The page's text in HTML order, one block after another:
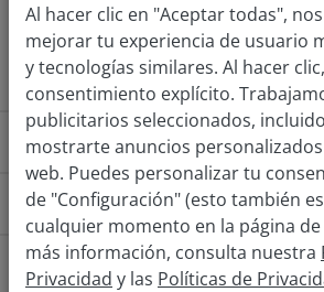
Obtener tasación
¿Cómo funciona?
¿Cómo llego a la sucursal?
Manlleu Tona
¿Hay otras sucursales cerca?
Al hacer clic en "Aceptar todas",
mejorar tu experiencia de usuario
y tecnologías similares. Al hacer
consentimiento explícito.
publicitarios seleccionados,
mostrarte anuncios
web. Puedes personalizar tu
de "Configuración" (esto también
cualquier momento en la página
más información, consulta nuestra
Privacidad y las Políticas de